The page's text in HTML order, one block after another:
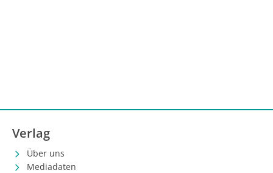
Verlag
Über uns
Mediadaten